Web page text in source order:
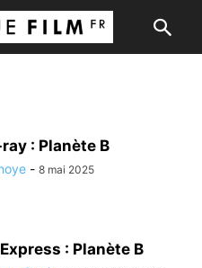
: Planète B
- 8 mai 2025
: Planète B